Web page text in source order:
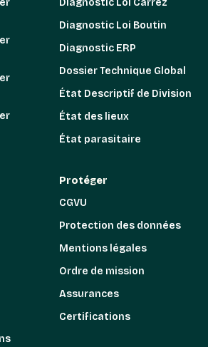
Diagnostic Loi Carrez
Diagnostic Loi Boutin
Diagnostic ERP
Dossier Technique Global
État Descriptif de Division
État des lieux
État parasitaire
Protéger
CGVU
Protection des données
Mentions légales
Ordre de mission
Assurances
Certifications